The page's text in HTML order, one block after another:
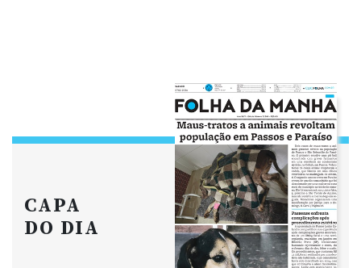
CAPA
DO DIA